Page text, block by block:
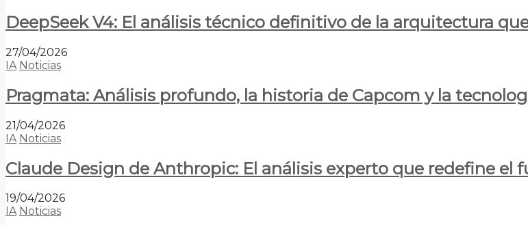
DeepSeek V4: El análisis técnico definitivo de la arquitectura
27/04/2026
IA Noticias
Pragmata: Análisis profundo, la historia de Capcom y la
21/04/2026
IA Noticias
Claude Design de Anthropic: El análisis experto que redefine el
19/04/2026
IA Noticias